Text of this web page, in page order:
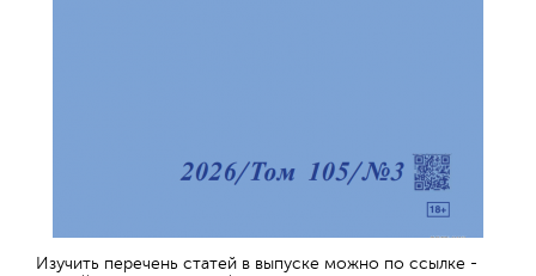
Изучить перечень статей в выпуске можно по ссылке -